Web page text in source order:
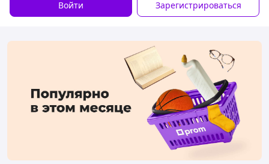
Войти Зарегистрироваться